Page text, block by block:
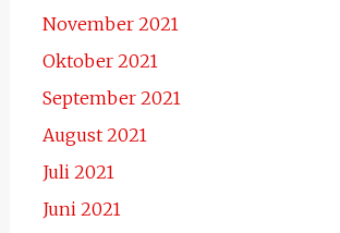
November 2021
Oktober 2021
September 2021
August 2021
Juli 2021
Juni 2021